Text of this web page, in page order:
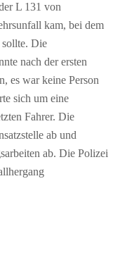
L 131 von
kam, bei dem
sollte. Die
nach der ersten
es war keine Person
sich um eine
Fahrer. Die
ab und
ab. Die Polizei